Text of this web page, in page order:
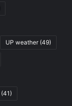
UP weather(49)
(41)